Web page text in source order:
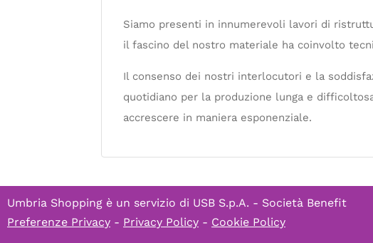
Siamo presenti in innumerevoli lavori di
il fascino del nostro materiale ha coinvolto
Il consenso dei nostri interlocutori e la
quotidiano per la produzione lunga e
accrescere in maniera esponenziale.
Umbria Shopping è un servizio di USB S.p.A. - Società Benefit
Preferenze Privacy - Privacy Policy - Cookie Policy